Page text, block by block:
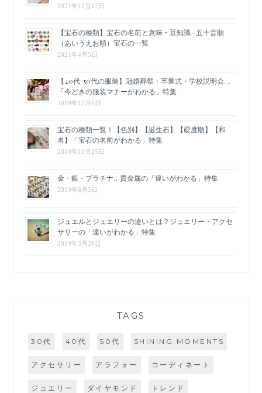
2021年12月17日
【宝石の種類】宝石の名前と意味・豆知識─五十音順
（あいうえお順）宝石の一覧
2021年4月5日
【40代･50代の服装】冠婚葬祭・卒業式・学校説明会…
「今どきの服装マナーがわかる」特集
2019年12月6日
宝石の種類一覧！【色別】【誕生石】【硬度順】【和
名】「宝石の名前がわかる」特集
2019年11月25日
金・銀・プラチナ…貴金属の「違いがわかる」特集
2019年6月5日
ジュエルとジュエリーの違いとは？ジュエリー・アクセ
サリーの「違いがわかる」特集
2019年3月29日
TAGS
30代 40代 50代 SHINING MOMENTS
アクセサリー アラフォー コーディネート
ジュエリー ダイヤモンド トレンド